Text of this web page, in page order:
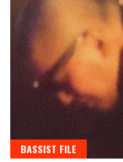
BASSIST FILE